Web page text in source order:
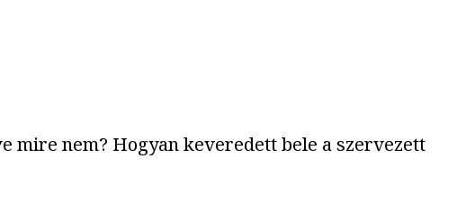
mire nem? Hogyan keveredett bele a szervezett